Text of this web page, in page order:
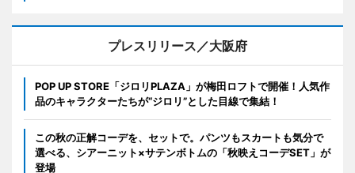
プレスリリース／大阪府
POP UP STORE「ジロリPLAZA」が梅田ロフトで開催！人気作
品のキャラクターたちが“ジロリ”とした目線で集結！
この秋の正解コーデを、セットで。パンツもスカートも気分で
選べる、シアーニット×サテンボトムの「秋映えコーデSET」が
登場